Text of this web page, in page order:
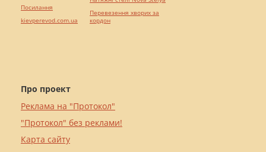
Про проект
Реклама на "Протокол"
"Протокол" без реклами!
Карта сайту
Посилання
kievperevod.com.ua
Перевезення хворих за
кордон